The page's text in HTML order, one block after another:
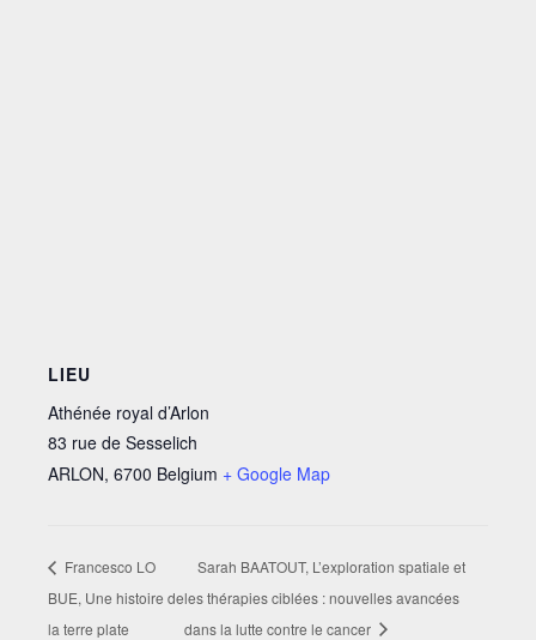
LIEU
Athénée royal d’Arlon
83 rue de Sesselich
ARLON, 6700 Belgium + Google Map
Francesco LO
BUE, Une histoire de
la terre plate
Sarah BAATOUT, L’exploration spatiale et
les thérapies ciblées : nouvelles avancées
dans la lutte contre le cancer